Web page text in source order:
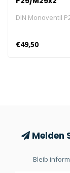
DIN Monoventil
€49,50
Melden
Bleib